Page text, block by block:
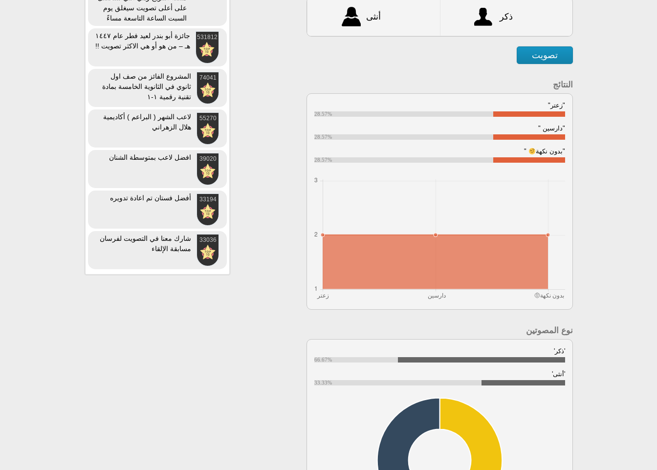
ذكر أنثى
تصويت
النتائج
"زعتر"
28.57%
"دارسين "
28.57%
"بدون نكهة "
28.57%
نوع المصوتين
'ذكر'
66.67%
'أنثى'
33.33%
على أعلى تصويت سيغلق يوم
السبت الساعة التاسعة مساءً
531812
جائزة أبو بندر لعيد فطر عام ١٤٤٧
هـ – من هو أو هي الاكثر تصويت !!
74041
المشروع الفائز من صف اول
ثانوي في الثانوية الخامسة بمادة
تقنية رقمية ١-١
55270
لاعب الشهر ( البراعم ) أكاديمية
هلال الزهراني
39020 افضل لاعب بمتوسطة الشنان
33194 أفضل فستان تم اعادة تدويره
33036
شارك معنا في التصويت لفرسان
مسابقة الإلقاء